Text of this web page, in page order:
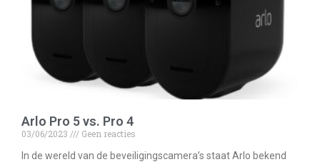
Arlo Pro 5 vs. Pro 4
03/06/2023
Geen reacties
In de wereld van de beveiligingscamera’s staat Arlo bekend